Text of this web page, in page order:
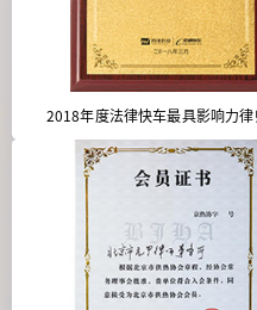
2018年度法律快车最具影响力律